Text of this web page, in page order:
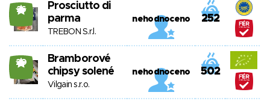
26
Prosciutto di
parma
TREBON S.r.l.
nehodnoceno 252
20
Bramborové
chipsy solené
Vilgain s.r.o.
nehodnoceno 502